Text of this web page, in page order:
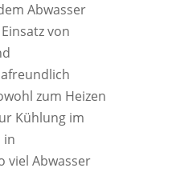
Abwasser
von
zum Heizen
Kühlung im
in
viel Abwasser